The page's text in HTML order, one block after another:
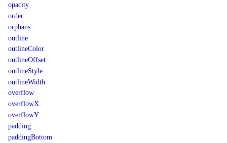
opacity
order
orphans
outline
outlineColor
outlineOffset
outlineStyle
outlineWidth
overflow
overflowX
overflowY
padding
paddingBottom